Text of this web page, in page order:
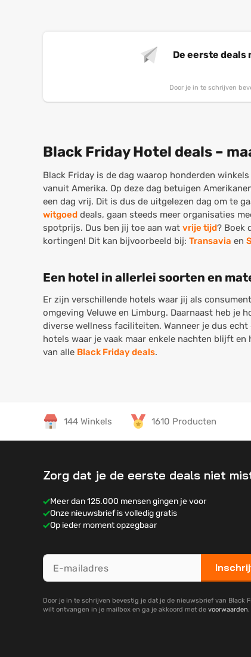
De eerste deals
Door je in te schrijven
Black Friday Hotel deals –
Black Friday is de dag waarop honderden
vanuit Amerika. Op deze dag betuigen
een dag vrij. Dit is dus de uitgelezen dag om te
witgoed deals, gaan steeds meer organisaties
spotprijs. Dus ben jij toe aan wat vrije tijd? Boek
kortingen! Dit kan bijvoorbeeld bij: Transavia en
Een hotel in allerlei soorten en
Er zijn verschillende hotels waar jij als
omgeving Veluwe en Limburg. Daarnaast heb je
diverse wellness faciliteiten. Wanneer je dus
hotels waar je vaak maar enkele nachten blijft
van alle Black Friday deals.
144 Winkels 1610 Producten
Zorg dat je de eerste deals niet
Meer dan 125.000 mensen gingen je voor
Onze nieuwsbrief is volledig gratis
Op ieder moment opzegbaar
Door je in te schrijven bevestig je dat je de nieuwsbrief van Black
wilt ontvangen in je mailbox en ga je akkoord met de voorwaarden.